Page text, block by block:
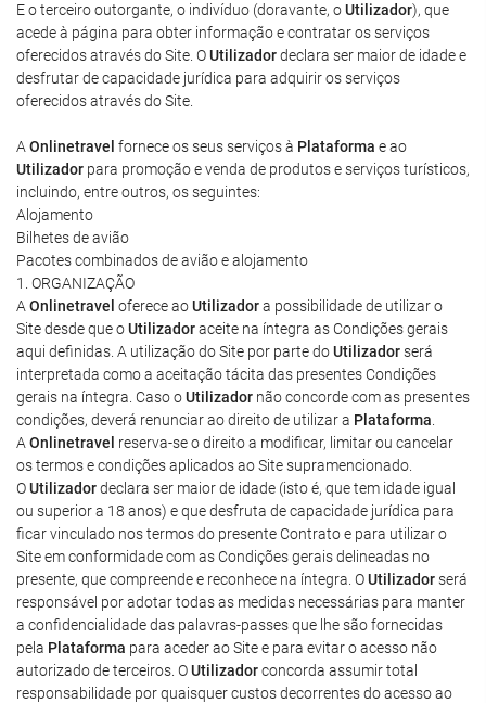
E o terceiro outorgante, o indivíduo (doravante, oUtilizador), que
acede à página para obter informação e contratar os serviços
oferecidos através do Site. OUtilizadordeclara ser maior de idade e
desfrutar de capacidade jurídica para adquirir os serviços
oferecidos através do Site.
A Onlinetravel fornece os seus serviços à Plataforma e ao
Utilizador para promoção e venda de produtos e serviços turísticos,
incluindo, entre outros, os seguintes:
Alojamento
Bilhetes de avião
Pacotes combinados de avião e alojamento
1. ORGANIZAÇÃO
A Onlinetravel oferece aoUtilizadora possibilidade de utilizar o
Site desde que oUtilizadoraceite na íntegra as Condições gerais
aqui definidas. A utilização do Site por parte doUtilizadorserá
interpretada como a aceitação tácita das presentes Condições
gerais na íntegra. Caso oUtilizador não concorde com as presentes
condições, deverá renunciar ao direito de utilizar a Plataforma
A Onlinetravel reserva-se o direito a modificar, limitar ou cancelar
os termos e condições aplicados ao Site supramencionado.
OUtilizadordeclara ser maior de idade (isto é, que tem idade igual
ou superior a 18 anos) e que desfruta de capacidade jurídica para
ficar vinculado nos termos do presente Contrato e para utilizar o
Site em conformidade com as Condições gerais delineadas no
presente, que compreende e reconhece na íntegra. OUtilizadorserá
responsável por adotar todas as medidas necessárias para manter
a confidencialidade das palavras-passes que lhe são fornecidas
pela Plataforma para aceder ao Site e para evitar o acesso não
autorizado de terceiros. OUtilizadorconcorda assumir total
responsabilidade por quaisquer custos decorrentes do acesso ao